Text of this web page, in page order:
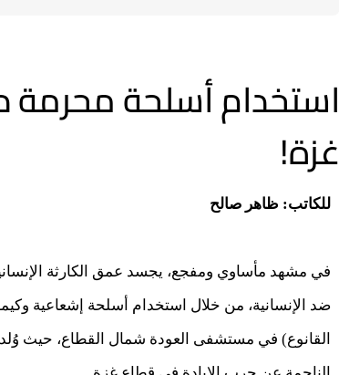
استخدام أسلحة محرمة
غزة!
للكاتب: ظاهر صالح
في مشهد مأساوي ومفجع، يجسد عمق الكارثة
ضد الإنسانية، من خلال استخدام أسلحة إشعاعية
القانوع) في مستشفى العودة شمال القطاع، حيث